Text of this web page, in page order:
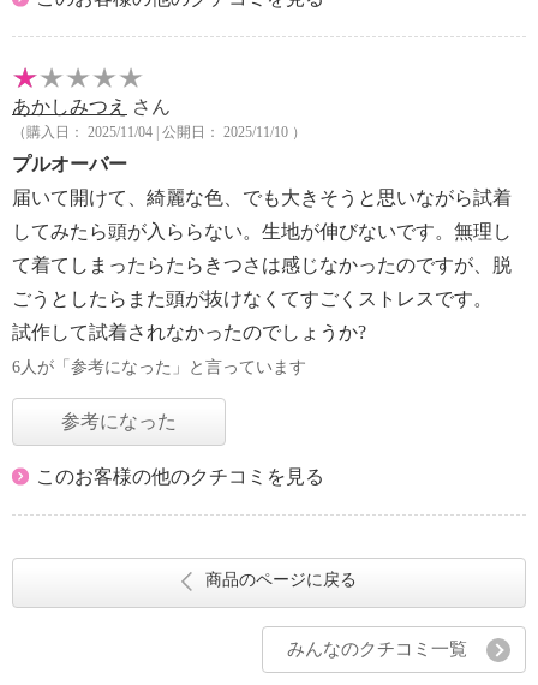
あかしみつえ さん
（購入日： 2025/11/04 | 公開日： 2025/11/10 ）
プルオーバー
届いて開けて、綺麗な色、でも大きそうと思いながら試着
してみたら頭が入ららない。生地が伸びないです。無理し
て着てしまったらたらきつさは感じなかったのですが、脱
ごうとしたらまた頭が抜けなくてすごくストレスです。
試作して試着されなかったのでしょうか?
6人が「参考になった」と言っています
参考になった
このお客様の他のクチコミを見る
商品のページに戻る
みんなのクチコミ一覧